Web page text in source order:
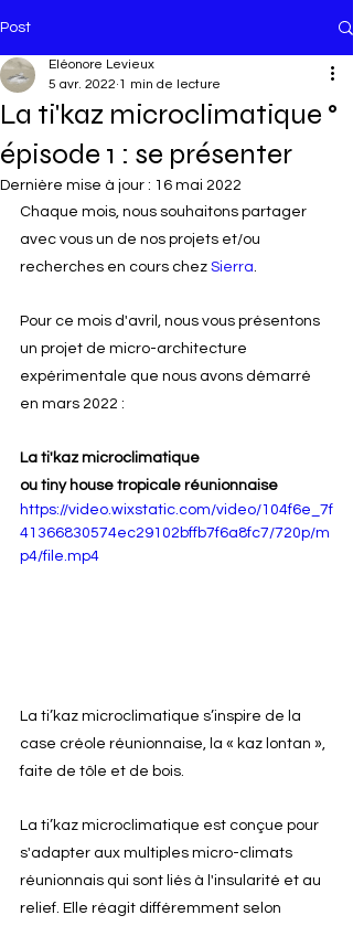
Post
La ti'kaz microclimatique °
épisode 1 : se présenter
Eléonore Levieux
5 avr. 2022 1 min de lecture
Dernière mise à jour : 16 mai 2022
Chaque mois, nous souhaitons partager
avec vous un de nos projets et/ou
recherches en cours chez Sierra.
Pour ce mois d'avril, nous vous présentons
un projet de micro-architecture
expérimentale que nous avons démarré
en mars 2022 :
La ti'kaz microclimatique
ou tiny house tropicale réunionnaise
https://video.wixstatic.com/video/104f6e_7f
41366830574ec29102bffb7f6a8fc7/720p/m
p4/file.mp4
La ti’kaz microclimatique s’inspire de la
case créole réunionnaise, la « kaz lontan »,
faite de tôle et de bois.
La ti’kaz microclimatique est conçue pour
s'adapter aux multiples micro-climats
réunionnais qui sont liés à l'insularité et au
relief. Elle réagit différemment selon